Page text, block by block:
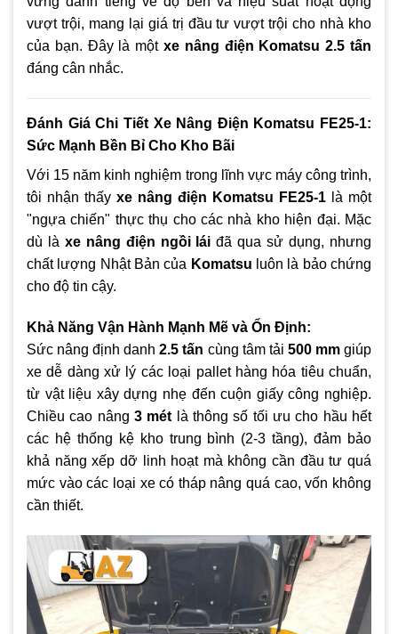
vượt trội, mang lại giá trị đầu tư vượt trội cho nhà kho
của bạn. Đây là một xe nâng điện Komatsu 2.5 tấn
đáng cân nhắc.
Đánh Giá Chi Tiết Xe Nâng Điện Komatsu FE25-1:
Sức Mạnh Bền Bỉ Cho Kho Bãi
Với 15 năm kinh nghiệm trong lĩnh vực máy công trình,
tôi nhận thấy xe nâng điện Komatsu FE25-1 là một
"ngựa chiến" thực thụ cho các nhà kho hiện đại. Mặc
dù là xe nâng điện ngồi lái đã qua sử dụng, nhưng
chất lượng Nhật Bản của Komatsu luôn là bảo chứng
cho độ tin cậy.
Khả Năng Vận Hành Mạnh Mẽ và Ổn Định:
Sức nâng định danh2.5 tấn cùng tâm tải 500 mmgiúp
xe dễ dàng xử lý các loại pallet hàng hóa tiêu chuẩn,
từ vật liệu xây dựng nhẹ đến cuộn giấy công nghiệp.
Chiều cao nâng 3 mét là thông số tối ưu cho hầu hết
các hệ thống kệ kho trung bình (2-3 tầng), đảm bảo
khả năng xếp dỡ linh hoạt mà không cần đầu tư quá
mức vào các loại xe có tháp nâng quá cao, vốn không
cần thiết.